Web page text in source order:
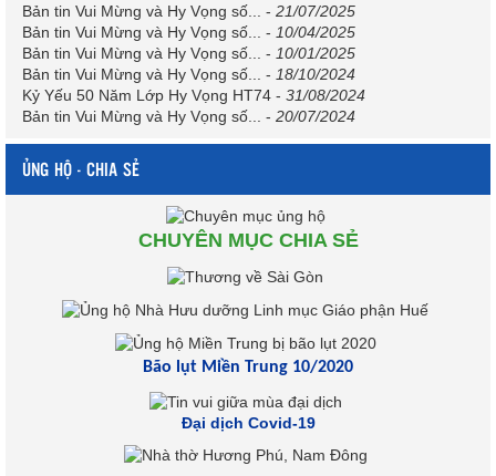
Bản tin Vui Mừng và Hy Vọng số...
- 21/07/2025
Bản tin Vui Mừng và Hy Vọng số...
- 10/04/2025
Bản tin Vui Mừng và Hy Vọng số...
- 10/01/2025
Bản tin Vui Mừng và Hy Vọng số...
- 18/10/2024
Kỷ Yếu 50 Năm Lớp Hy Vọng HT74 - 31/08/2024
Bản tin Vui Mừng và Hy Vọng số...
- 20/07/2024
ỦNG HỘ - CHIA SẺ
CHUYÊN MỤC CHIA SẺ
Bão lụt Miền Trung 10/2020
Đại dịch Covid-19